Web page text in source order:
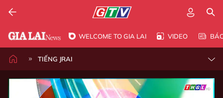
WELCOME TO GIA LAI VIDEO
TIẾNG JRAI